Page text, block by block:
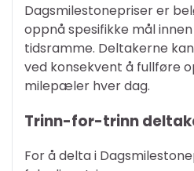
Dagsmilestonepriser er
oppnå spesifikke mål
tidsramme. Deltakerne
ved konsekvent å fullføre
milepæler hver dag.
Trinn-for-trinn
For å delta i